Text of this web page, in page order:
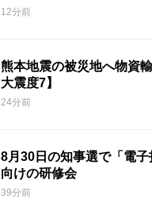
12分前
熊本地震の被災地へ物資
大震度7】
24分前
8月30日の知事選で「電
向けの研修会
39分前